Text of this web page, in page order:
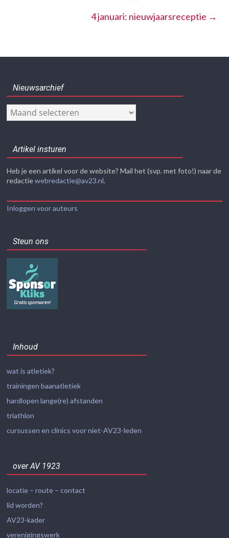
4 januari: nieuwjaarsreceptie →
Nieuwsarchief
Nieuwsarchief
Artikel insturen
Heb je een artikel voor de website? Mail het (svp. met foto!) naar de
redactiewebredactie@av23.nl.
Inloggen voor auteurs
Steun ons
Inhoud
wat is atletiek?
trainingen baanatletiek
hardlopen lange(re) afstanden
triathlon
cursussen en clinics voor niet-AV23-leden
over AV 1923
locatie – route – contact
lid worden?
AV23-kader
verenigingswerk